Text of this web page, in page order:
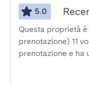
5.0
Questa proprietà
prenotazione) 11
prenotazione e ha